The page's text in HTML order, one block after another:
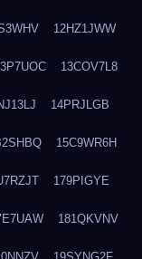
12HZ1JWW
13COV7L8
14PRJLGB
15C9WR6H
179PIGYE
181QKVNV